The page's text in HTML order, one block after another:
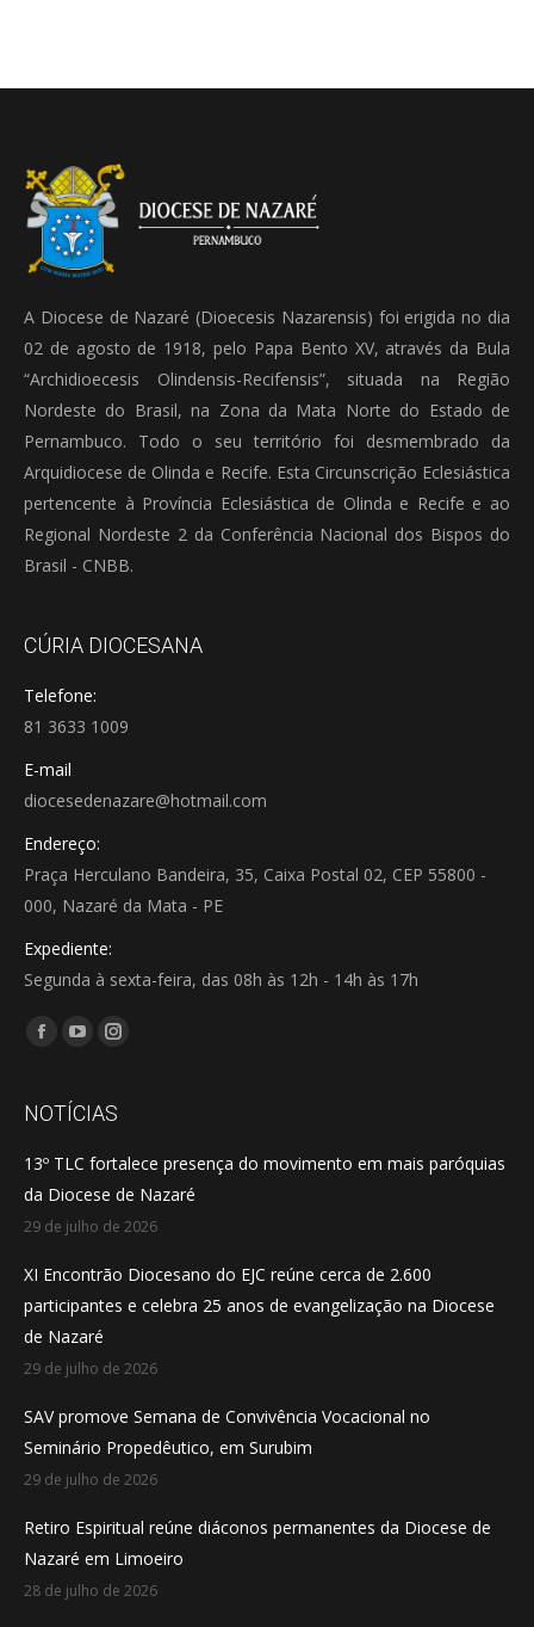
A Diocese de Nazaré (Dioecesis Nazarensis) foi erigida no dia
02 de agosto de 1918, pelo Papa Bento XV, através da Bula
“Archidioecesis Olindensis-Recifensis”, situada na Região
Nordeste do Brasil, na Zona da Mata Norte do Estado de
Pernambuco. Todo o seu território foi desmembrado da
Arquidiocese de Olinda e Recife. Esta Circunscrição Eclesiástica
pertencente à Província Eclesiástica de Olinda e Recife e ao
Regional Nordeste 2 da Conferência Nacional dos Bispos do
Brasil - CNBB.
CÚRIA DIOCESANA
Telefone:
81 3633 1009
E-mail
diocesedenazare@hotmail.com
Endereço:
Praça Herculano Bandeira, 35, Caixa Postal 02, CEP 55800 -
000, Nazaré da Mata - PE
Expediente:
Segunda à sexta-feira, das 08h às 12h - 14h às 17h
Encontre-nos em:
Facebook
opens
new
window
YouTube
opens
new
window
Instagram
opens
new
window
NOTÍCIAS
13º TLC fortalece presença do movimento em mais paróquias
da Diocese de Nazaré
29 de julho de 2026
XI Encontrão Diocesano do EJC reúne cerca de 2.600
participantes e celebra 25 anos de evangelização na Diocese
de Nazaré
29 de julho de 2026
SAV promove Semana de Convivência Vocacional no
Seminário Propedêutico, em Surubim
29 de julho de 2026
Retiro Espiritual reúne diáconos permanentes da Diocese de
Nazaré em Limoeiro
28 de julho de 2026